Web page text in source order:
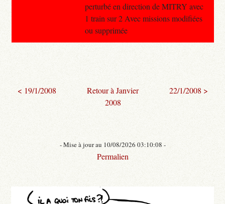
perturbé en direction de MITRY avec
1 train sur 2 Avec missions modifiées
ou supprimée
< 19/1/2008
Retour à Janvier
2008
22/1/2008 >
- Mise à jour au 10/08/2026 03:10:08 -
Permalien